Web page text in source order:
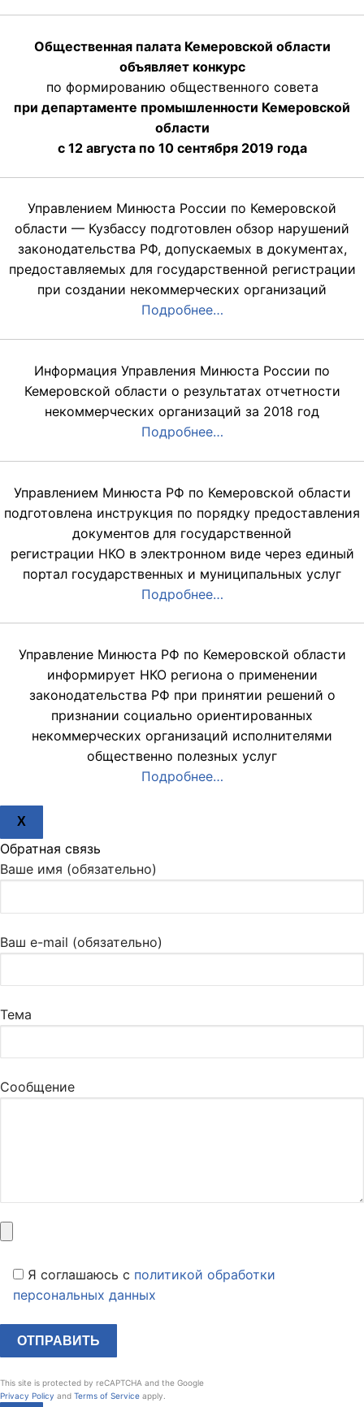
Общественная палата Кемеровской области
объявляет конкурс
по формированию общественного совета
при департаменте промышленности Кемеровской
области
с 12 августа по 10 сентября 2019 года
Управлением Минюста России по Кемеровской
области — Кузбассу подготовлен обзор нарушений
законодательства РФ, допускаемых в документах,
предоставляемых для государственной регистрации
при создании некоммерческих организаций
Подробнее…
Информация Управления Минюста России по
Кемеровской области о результатах отчетности
некоммерческих организаций за 2018 год
Подробнее…
Управлением Минюста РФ по Кемеровской области
подготовлена инструкция по порядку предоставления
документов для государственной
регистрации НКО в электронном виде через единый
портал государственных и муниципальных услуг
Подробнее…
Управление Минюста РФ по Кемеровской области
информирует НКО региона о применении
законодательства РФ при принятии решений о
признании социально ориентированных
некоммерческих организаций исполнителями
общественно полезных услуг
Подробнее…
X
Обратная связь
Ваше имя (обязательно)
Ваш e-mail (обязательно)
Тема
Сообщение
Я соглашаюсь c политикой обработки
персональных данных
This site is protected by reCAPTCHA and the Google
Privacy Policy and Terms of Service apply.